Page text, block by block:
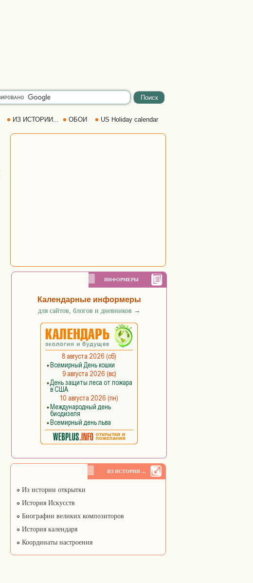
ИЗ ИСТОРИИ... ОБОИ US Holiday calendar
ИНФОРМЕРЫ
Календарные информеры
для сайтов, блогов и дневников →
ИЗ ИСТОРИИ ...
Из истории открытки
История Искусств
Биографии великих композиторов
История календаря
Координаты настроения